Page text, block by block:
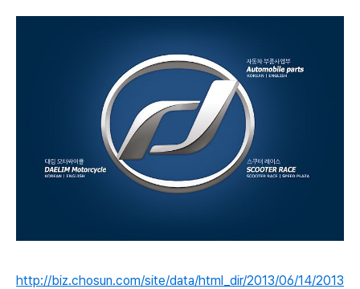
http://biz.chosun.com/site/data/html_dir/2013/06/14/2013